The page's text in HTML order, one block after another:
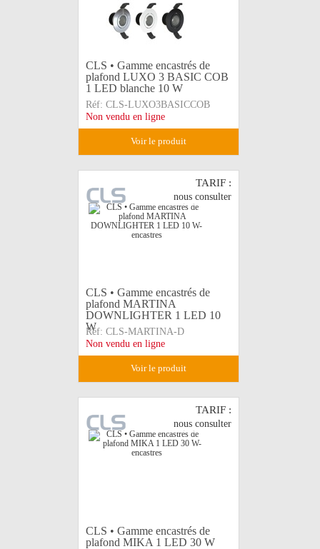
CLS • Gamme encastrés de
plafond LUXO 3 BASIC COB
1 LED blanche 10 W
Réf: CLS-LUXO3BASICCOB
Non vendu en ligne
voir le produit
TARIF :
nous consulter
CLS • Gamme encastrés de
plafond MARTINA
DOWNLIGHTER 1 LED 10
W
Réf: CLS-MARTINA-D
Non vendu en ligne
voir le produit
TARIF :
nous consulter
CLS • Gamme encastrés de
plafond MIKA 1 LED 30 W